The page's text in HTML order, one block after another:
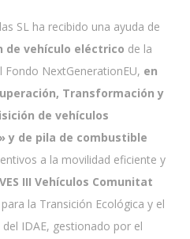
SL ha recibido una ayuda de
de vehículo eléctrico de la
NextGenerationEU, en
Transformación y
de vehículos
y de pila de combustible
a la movilidad eficiente y
III Vehículos Comunitat
la Transición Ecológica y el
IDAE, gestionado por el